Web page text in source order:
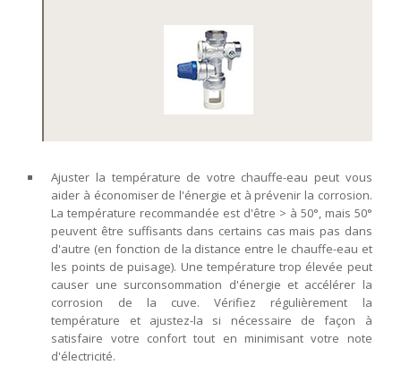
Ajuster la température de votre chauffe-eau peut vous
aider à économiser de l'énergie et à prévenir la corrosion.
La température recommandée est d'être > à 50°, mais 50°
peuvent être suffisants dans certains cas mais pas dans
d'autre (en fonction de la distance entre le chauffe-eau et
les points de puisage). Une température trop élevée peut
causer une surconsommation d'énergie et accélérer la
corrosion de la cuve. Vérifiez régulièrement la
température et ajustez-la si nécessaire de façon à
satisfaire votre confort tout en minimisant votre note
d'électricité.